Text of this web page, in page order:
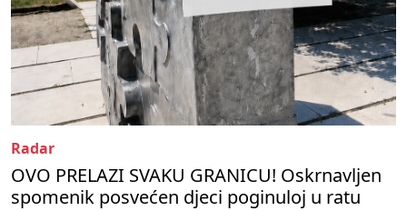
Radar
OVO PRELAZI SVAKU GRANICU! Oskrnavljen
spomenik posvećen djeci poginuloj u ratu